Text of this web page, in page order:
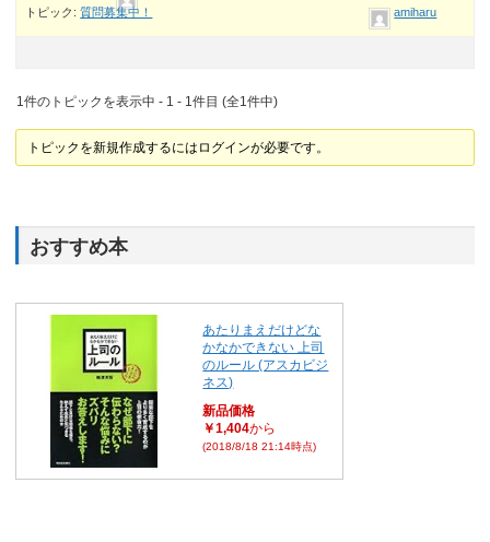
トピック:質問募集中！ amiharu
1件のトピックを表示中 - 1 - 1件目 (全1件中)
トピックを新規作成するにはログインが必要です。
おすすめ本
あたりまえだけどな
かなかできない 上司
のルール (アスカビジ
ネス)
新品価格
￥1,404から
(2018/8/18 21:14時点)